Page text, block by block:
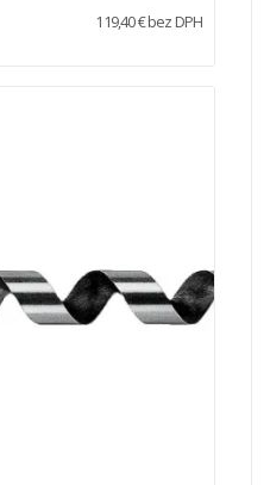
119,40 € bez DPH